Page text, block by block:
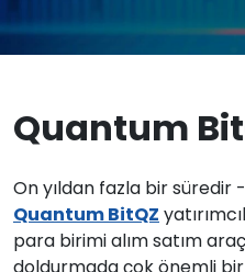
Quantum
On yıldan fazla bir süredir
Quantum BitQZ
para birimi alım satım